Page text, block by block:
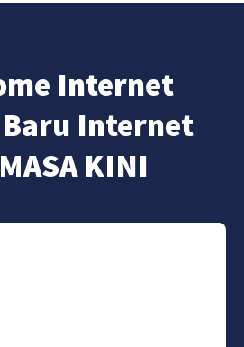
Internet
Baru Internet
KINI